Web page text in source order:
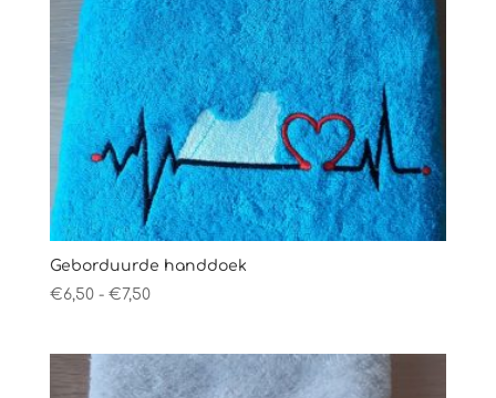
Geborduurde handdoek
€6,50 - €7,50Prijsklasse:
€7,50